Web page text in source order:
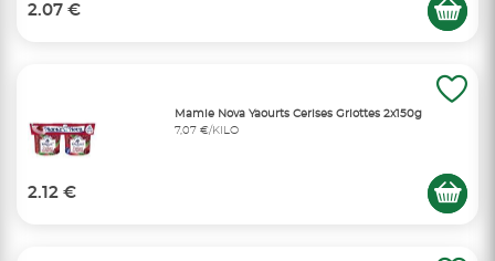
2.07 €
Mamie Nova Yaourts Cerises Griottes 2x150g
7,07 €/KILO
2.12 €